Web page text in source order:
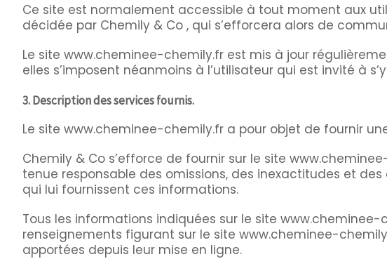
Ce site est normalement accessible à tout moment aux
décidée par Chemily & Co , qui s’efforcera alors de
Le site www.cheminee-chemily.fr est mis à jour
elles s’imposent néanmoins à l’utilisateur qui est invité à
3. Description des services fournis.
Le site www.cheminee-chemily.fr a pour objet de fournir
Chemily & Co s’efforce de fournir sur le site
tenue responsable des omissions, des inexactitudes et
qui lui fournissent ces informations.
Tous les informations indiquées sur le site
renseignements figurant sur le site www.cheminee-
apportées depuis leur mise en ligne.